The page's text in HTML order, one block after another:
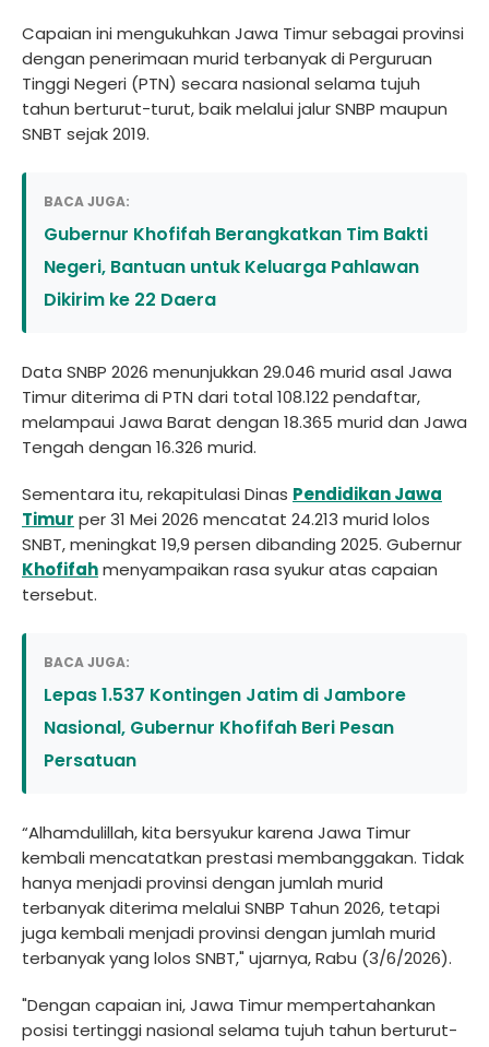
Capaian ini mengukuhkan Jawa Timur sebagai provinsi
dengan penerimaan murid terbanyak di Perguruan
Tinggi Negeri (PTN) secara nasional selama tujuh
tahun berturut-turut, baik melalui jalur SNBP maupun
SNBT sejak 2019.
BACA JUGA:
Gubernur Khofifah Berangkatkan Tim Bakti
Negeri, Bantuan untuk Keluarga Pahlawan
Dikirim ke 22 Daera
Data SNBP 2026 menunjukkan 29.046 murid asal Jawa
Timur diterima di PTN dari total 108.122 pendaftar,
melampaui Jawa Barat dengan 18.365 murid dan Jawa
Tengah dengan 16.326 murid.
Sementara itu, rekapitulasi Dinas Pendidikan Jawa
Timur per 31 Mei 2026 mencatat 24.213 murid lolos
SNBT, meningkat 19,9 persen dibanding 2025. Gubernur
Khofifahmenyampaikan rasa syukur atas capaian
tersebut.
BACA JUGA:
Lepas 1.537 Kontingen Jatim di Jambore
Nasional, Gubernur Khofifah Beri Pesan
Persatuan
“Alhamdulillah, kita bersyukur karena Jawa Timur
kembali mencatatkan prestasi membanggakan. Tidak
hanya menjadi provinsi dengan jumlah murid
terbanyak diterima melalui SNBP Tahun 2026, tetapi
juga kembali menjadi provinsi dengan jumlah murid
terbanyak yang lolos SNBT," ujarnya, Rabu (3/6/2026).
"Dengan capaian ini, Jawa Timur mempertahankan
posisi tertinggi nasional selama tujuh tahun berturut-